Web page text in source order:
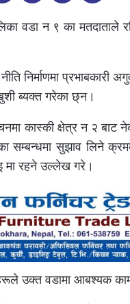
वडा न ९ का मतदाताले
निर्माणमा प्रभाबकारी
ब्यक्त गरेका छ्न।
कास्की क्षेत्र न २ बाट
सम्बन्धमा सुझाव लिने
मा रहने उल्लेख गरे।
उक्त वडामा आबश्यक